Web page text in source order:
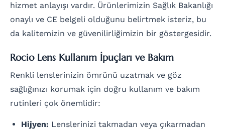
hizmet anlayışı vardır. Ürünlerimizin Sağlık Bakanlığı
onaylı ve CE belgeli olduğunu belirtmek isteriz, bu
da kalitemizin ve güvenilirliğimizin bir göstergesidir.
Rocio Lens Kullanım İpuçları ve Bakım
Renkli lenslerinizin ömrünü uzatmak ve göz
sağlığınızı korumak için doğru kullanım ve bakım
rutinleri çok önemlidir:
Hijyen: Lenslerinizi takmadan veya çıkarmadan